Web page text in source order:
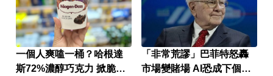
一個人爽嗑一桶？哈根達
斯72%濃醇巧克力 掀脆友
「非常荒謬」巴菲特怒轟
市場變賭場 AI恐成下個泡